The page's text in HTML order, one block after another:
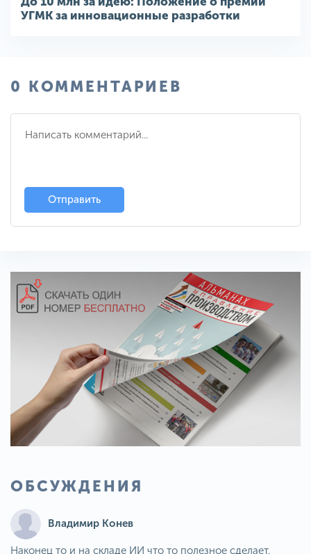
УГМК за инновационные разработки
0 КОММЕНТАРИЕВ
Отправить
ОБСУЖДЕНИЯ
Владимир Конев
Наконец то и на складе ИИ что то полезное сделает.